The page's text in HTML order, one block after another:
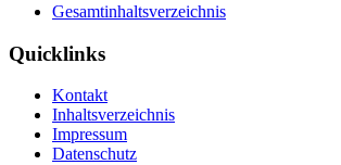
Gesamtinhaltsverzeichnis
Quicklinks
Kontakt
Inhaltsverzeichnis
Impressum
Datenschutz